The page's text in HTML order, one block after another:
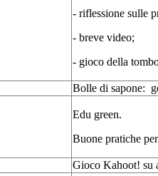
- riflessione sulle
- breve video;
- gioco della
Bolle di sapone:
Edu green.
Buone pratiche
Gioco Kahoot! su